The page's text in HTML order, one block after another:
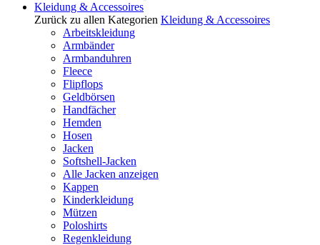
Kleidung & Accessoires
Zurück zu allen Kategorien Kleidung & Accessoires
Arbeitskleidung
Armbänder
Armbanduhren
Fleece
Flipflops
Geldbörsen
Handfächer
Hemden
Hosen
Jacken
Softshell-Jacken
Alle Jacken anzeigen
Kappen
Kinderkleidung
Mützen
Poloshirts
Regenkleidung